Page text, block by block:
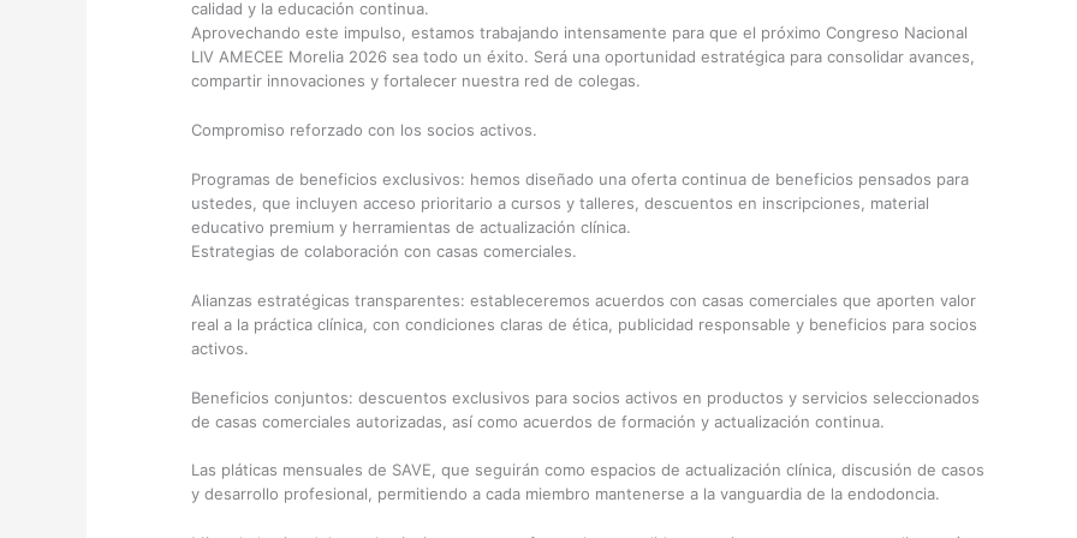
calidad y la educación continua.
Aprovechando este impulso, estamos trabajando intensamente para que el próximo Congreso Nacional
LIV AMECEE Morelia 2026 sea todo un éxito. Será una oportunidad estratégica para consolidar avances,
compartir innovaciones y fortalecer nuestra red de colegas.
Compromiso reforzado con los socios activos.
Programas de beneficios exclusivos: hemos diseñado una oferta continua de beneficios pensados para
ustedes, que incluyen acceso prioritario a cursos y talleres, descuentos en inscripciones, material
educativo premium y herramientas de actualización clínica.
Estrategias de colaboración con casas comerciales.
Alianzas estratégicas transparentes: estableceremos acuerdos con casas comerciales que aporten valor
real a la práctica clínica, con condiciones claras de ética, publicidad responsable y beneficios para socios
activos.
Beneficios conjuntos: descuentos exclusivos para socios activos en productos y servicios seleccionados
de casas comerciales autorizadas, así como acuerdos de formación y actualización continua.
Las pláticas mensuales de SAVE, que seguirán como espacios de actualización clínica, discusión de casos
y desarrollo profesional, permitiendo a cada miembro mantenerse a la vanguardia de la endodoncia.